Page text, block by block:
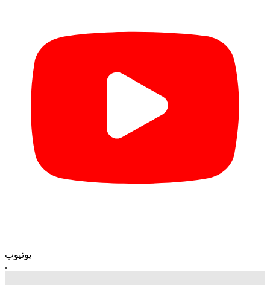
یوتیوب
.